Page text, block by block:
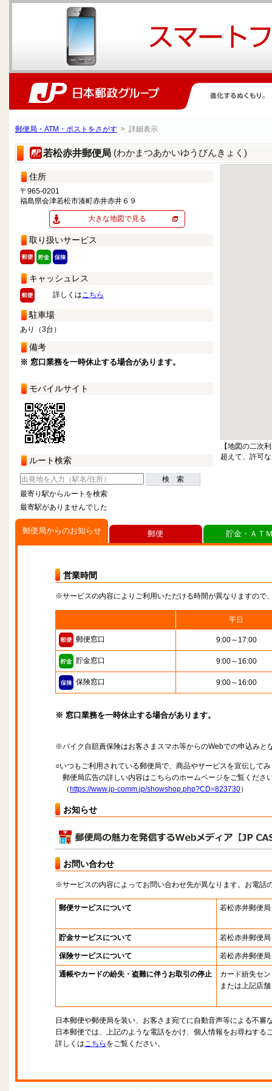
郵便局・ATM・ポストをさがす > 詳細表示
若松赤井郵便局 (わかまつあかいゆうびんきょく)
住所
〒965-0201
福島県会津若松市湊町赤井赤井６９
大きな地図で見る
取り扱いサービス
キャッシュレス
詳しくはこちら
駐車場
あり（3台）
備考
※ 窓口業務を一時休止する場合があります。
モバイルサイト
ルート検索
検 索
最寄り駅からルートを検索
最寄駅がありませんでした
【地図の二次
超えて、許可
郵便局からのお知らせ
営業時間
※サービスの内容によりご利用いただける時間が異なりますので
平日
郵便窓口 9:00～17:00
貯金窓口 9:00～16:00
保険窓口 9:00～16:00
※ 窓口業務を一時休止する場合があります。
※バイク自賠責保険はお客さまスマホ等からのWebでの申込みと
○いつもご利用されている郵便局で、商品やサービスを宣伝して
郵便局広告の詳しい内容はこちらのホームページをご覧くださ
（ https://www.jp-comm.jp/showshop.php?CD=823730）
お知らせ
お問い合わせ
※サービスの内容によってお問い合わせ先が異なります。お電話
郵便サービスについて 若松赤井郵便局
貯金サービスについて 若松赤井郵便局
保険サービスについて 若松赤井郵便局
通帳やカードの紛失・盗難に伴うお取引の停止
カード紛失セ
または上記店舗
日本郵便や郵便局を装い、お客さま宛てに自動音声等による不審
日本郵便では、上記のような電話をかけ、個人情報をお尋ねする
詳しくはこちら をご覧ください。
郵便 貯金・ＡＴ